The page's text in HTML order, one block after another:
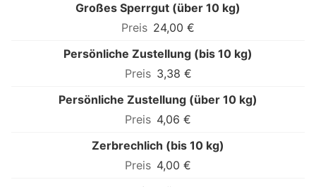
Großes Sperrgut (über 10 kg)
24,00 €
Persönliche Zustellung (bis 10 kg)
3,38 €
Persönliche Zustellung (über 10 kg)
4,06 €
Zerbrechlich (bis 10 kg)
4,00 €